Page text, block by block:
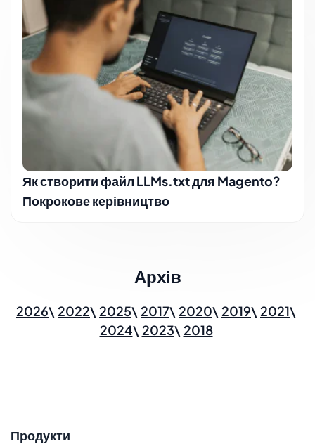
Як створити файл LLMs.txt для Magento?
Покрокове керівництво
Архів
2026 2022 2025 2017 2020 2019
2021
2024
2023 2018
Продукти